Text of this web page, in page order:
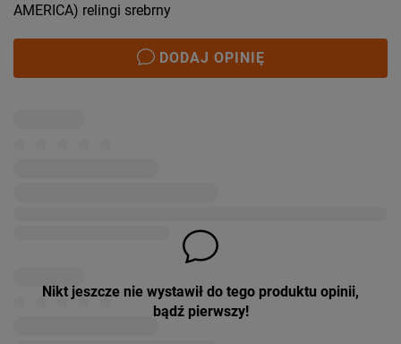
AMERICA) relingi srebrny
DODAJ OPINIĘ
Nikt jeszcze nie wystawił do tego produktu opinii,
bądź pierwszy!